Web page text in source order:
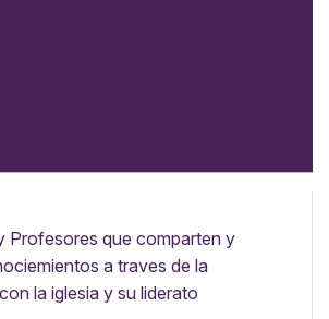
Profesores que comparten y
a traves de la
la iglesia y su liderato